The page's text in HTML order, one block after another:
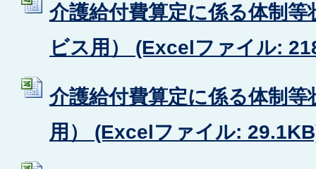
介護給付費算定に係る体制等
ビス用） (Excelファイル:
介護給付費算定に係る体制等
用） (Excelファイル: